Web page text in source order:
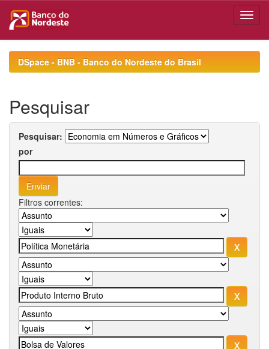
navigationDSpace - BNB - Banco do Nordeste do Brasil
Pesquisar
Pesquisar:
por
Filtros correntes: